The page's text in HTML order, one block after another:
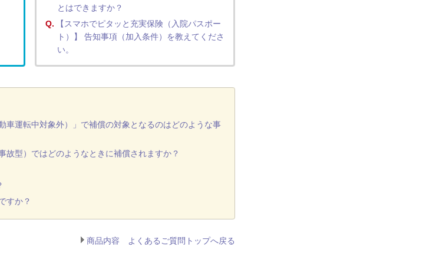
とはできますか？
Q.
【スマホでピタッと充実保険（入院パスポー
ト）】 告知事項（加入条件）を教えてくださ
い。
車運転中対象外）」で補償の対象となるのはどのような事
故型）ではどのようなときに補償されますか？
すか？
商品内容 よくあるご質問トップへ戻る